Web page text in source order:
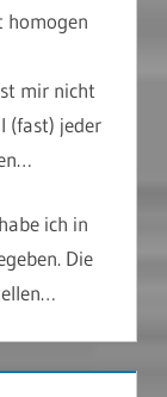
homogen
mir nicht
(fast) jeder
ich in
Die